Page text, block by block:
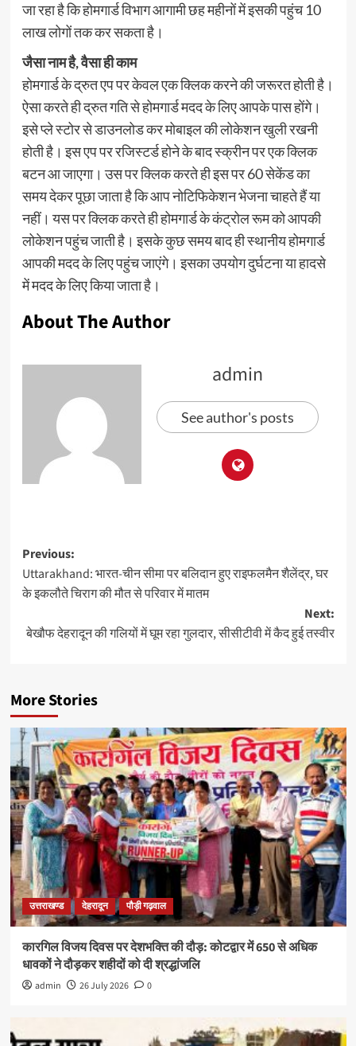
जा रहा है कि होमगार्ड विभाग आगामी छह महीनों में इसकी पहुंच 10
लाख लोगों तक कर सकता है।
जैसा नाम है, वैसा ही काम
होमगार्ड के द्रुत एप पर केवल एक क्लिक करने की जरूरत होती है।
ऐसा करते ही द्रुत गति से होमगार्ड मदद के लिए आपके पास होंगे।
इसे प्ले स्टोर से डाउनलोड कर मोबाइल की लोकेशन खुली रखनी
होती है। इस एप पर रजिस्टर्ड होने के बाद स्क्रीन पर एक क्लिक
बटन आ जाएगा। उस पर क्लिक करते ही इस पर 60 सेकेंड का
समय देकर पूछा जाता है कि आप नोटिफिकेशन भेजना चाहते हैं या
नहीं। यस पर क्लिक करते ही होमगार्ड के कंट्रोल रूम को आपकी
लोकेशन पहुंच जाती है। इसके कुछ समय बाद ही स्थानीय होमगार्ड
आपकी मदद के लिए पहुंच जाएंगे। इसका उपयोग दुर्घटना या हादसे
में मदद के लिए किया जाता है।
About The Author
admin
See author's posts
Previous:
Uttarakhand: भारत-चीन सीमा पर बलिदान हुए राइफलमैन शैलेंद्र, घर
के इकलौते चिराग की मौत से परिवार में मातम
Next:
बेखौफ देहरादून की गलियों में घूम रहा गुलदार, सीसीटीवी में कैद हुई तस्वीर
More Stories
उत्तराखण्ड देहरादून पौड़ी गढ़वाल
कारगिल विजय दिवस पर देशभक्ति की दौड़: कोटद्वार में 650 से अधिक
धावकों ने दौड़कर शहीदों को दी श्रद्धांजलि
admin 26 July 2026 0